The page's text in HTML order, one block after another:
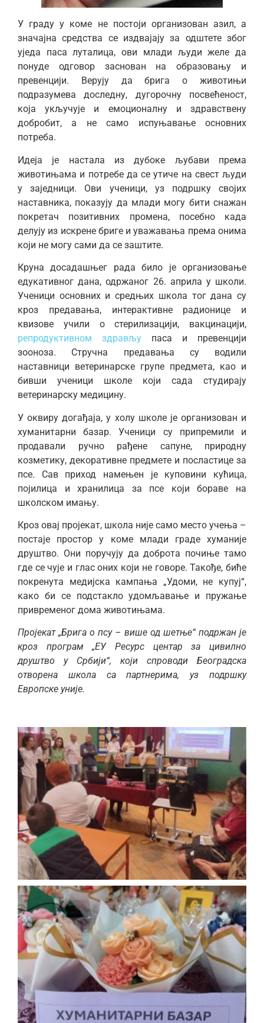
У граду у коме не постоји организован азил, а
значајна средства се издвајају за одштете због
уједа паса луталица, ови млади људи желе да
понуде одговор заснован на образовању и
превенцији. Верују да брига о животињи
подразумева доследну, дугорочну посвећеност,
која укључује и емоционалну и здравствену
добробит, а не само испуњавање основних
потреба.
Идеја је настала из дубоке љубави према
животињама и потребе да се утиче на свест људи
у заједници. Ови ученици, уз подршку својих
наставника, показују да млади могу бити снажан
покретач позитивних промена, посебно када
делују из искрене бриге и уважавања према онима
који не могу сами да се заштите.
Круна досадашњег рада било је организовање
едукативног дана, одржаног 26. априла у школи.
Ученици основних и средњих школа тог дана су
кроз предавања, интерактивне радионице и
квизове учили о стерилизацији, вакцинацији,
репродуктивном здрављу паса и превенцији
зооноза. Стручна предавања су водили
наставници ветеринарске групе предмета, као и
бивши ученици школе који сада студирају
ветеринарску медицину.
У оквиру догађаја, у холу школе је организован и
хуманитарни базар. Ученици су припремили и
продавали ручно рађене сапуне, природну
козметику, декоративне предмете и посластице за
псе. Сав приход намењен је куповини кућица,
појилица и хранилица за псе који бораве на
школском имању.
Кроз овај пројекат, школа није само место учења –
постаје простор у коме млади граде хуманије
друштво. Они поручују да доброта почиње тамо
где се чује и глас оних који не говоре. Такође, биће
покренута медијска кампања „Удоми, не купуј“,
како би се подстакло удомљавање и пружање
привременог дома животињама.
Пројекат „Брига о псу – више од шетње“ подржан је
кроз програм „ЕУ Ресурс центар за цивилно
друштво у Србији“, који спроводи Београдска
отворена школа са партнерима, уз подршку
Европске уније.